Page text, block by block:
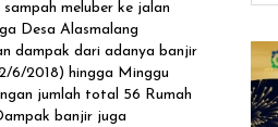
meluber ke jalan
Desa Alasmalang
dampak dari adanya banjir
6/2018) hingga Minggu
jumlah total 56 Rumah
banjir juga